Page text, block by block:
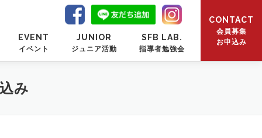
EVENT
イベント
JUNIOR
ジュニア活動
SFB LAB.
指導者勉強会
CONTACT
会員募集
お申込み
み